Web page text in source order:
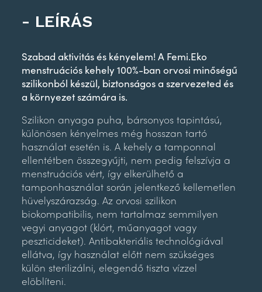
LEÍRÁS
Szabad aktivitás és kényelem! A Femi.Eko
menstruációs kehely 100%-ban orvosi minőségű
szilikonból készül, biztonságos a szervezeted és
a környezet számára is.
Szilikon anyaga puha, bársonyos tapintású,
különösen kényelmes még hosszan tartó
használat esetén is. A kehely a tamponnal
ellentétben összegyűjti, nem pedig felszívja a
menstruációs vért, így elkerülhető a
tamponhasználat során jelentkező kellemetlen
hüvelyszárazság. Az orvosi szilikon
biokompatibilis, nem tartalmaz semmilyen
vegyi anyagot (klórt, műanyagot vagy
peszticideket). Antibakteriális technológiával
ellátva, így használat előtt nem szükséges
külön sterilizálni, elegendő tiszta vízzel
elöblíteni.